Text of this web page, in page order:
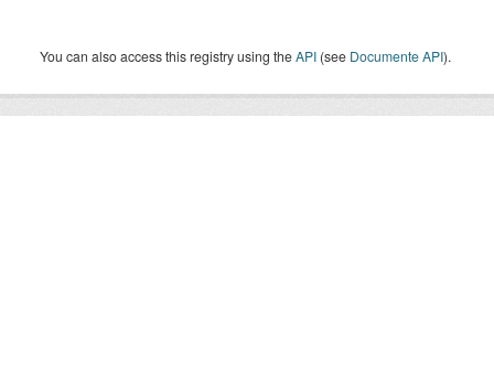
You can also access this registry using theAPI (see Documente API).